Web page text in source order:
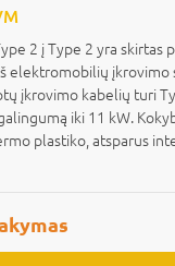
2 į Type 2 yra
elektromobilių
įkrovimo kabelių turi
iki 11 kW.
plastiko, atsparus